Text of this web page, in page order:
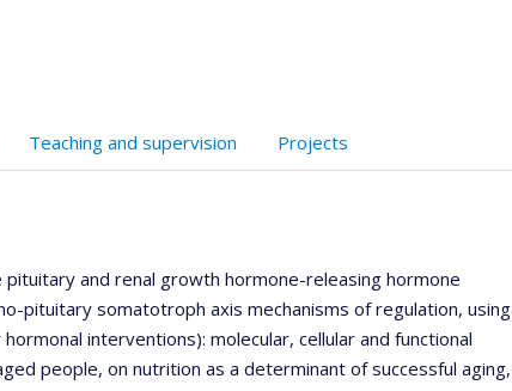
Teaching and supervision Projects
and renal growth hormone-releasing hormone
pituitary somatotroph axis mechanisms of regulation, using
interventions): molecular, cellular and functional
people, on nutrition as a determinant of successful aging,